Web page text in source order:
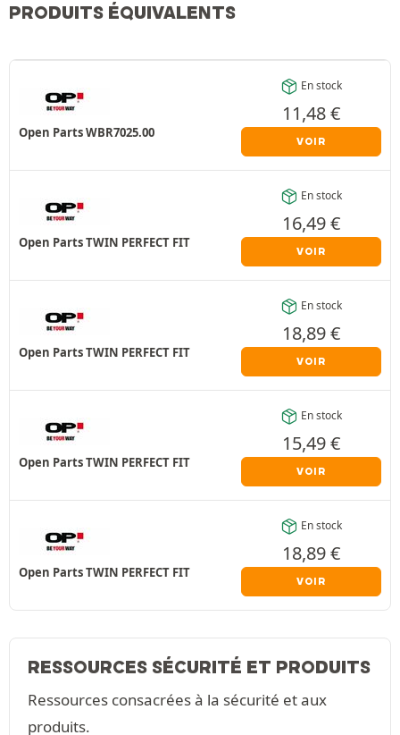
PRODUITS ÉQUIVALENTS
Open Parts WBR7025.00
En stock
11,48€
VOIR
Open Parts TWIN PERFECT FIT
En stock
16,49€
VOIR
Open Parts TWIN PERFECT FIT
En stock
18,89€
VOIR
Open Parts TWIN PERFECT FIT
En stock
15,49€
VOIR
Open Parts TWIN PERFECT FIT
En stock
18,89€
VOIR
RESSOURCES SÉCURITÉ ET PRODUITS
Ressources consacrées à la sécurité et aux
produits.